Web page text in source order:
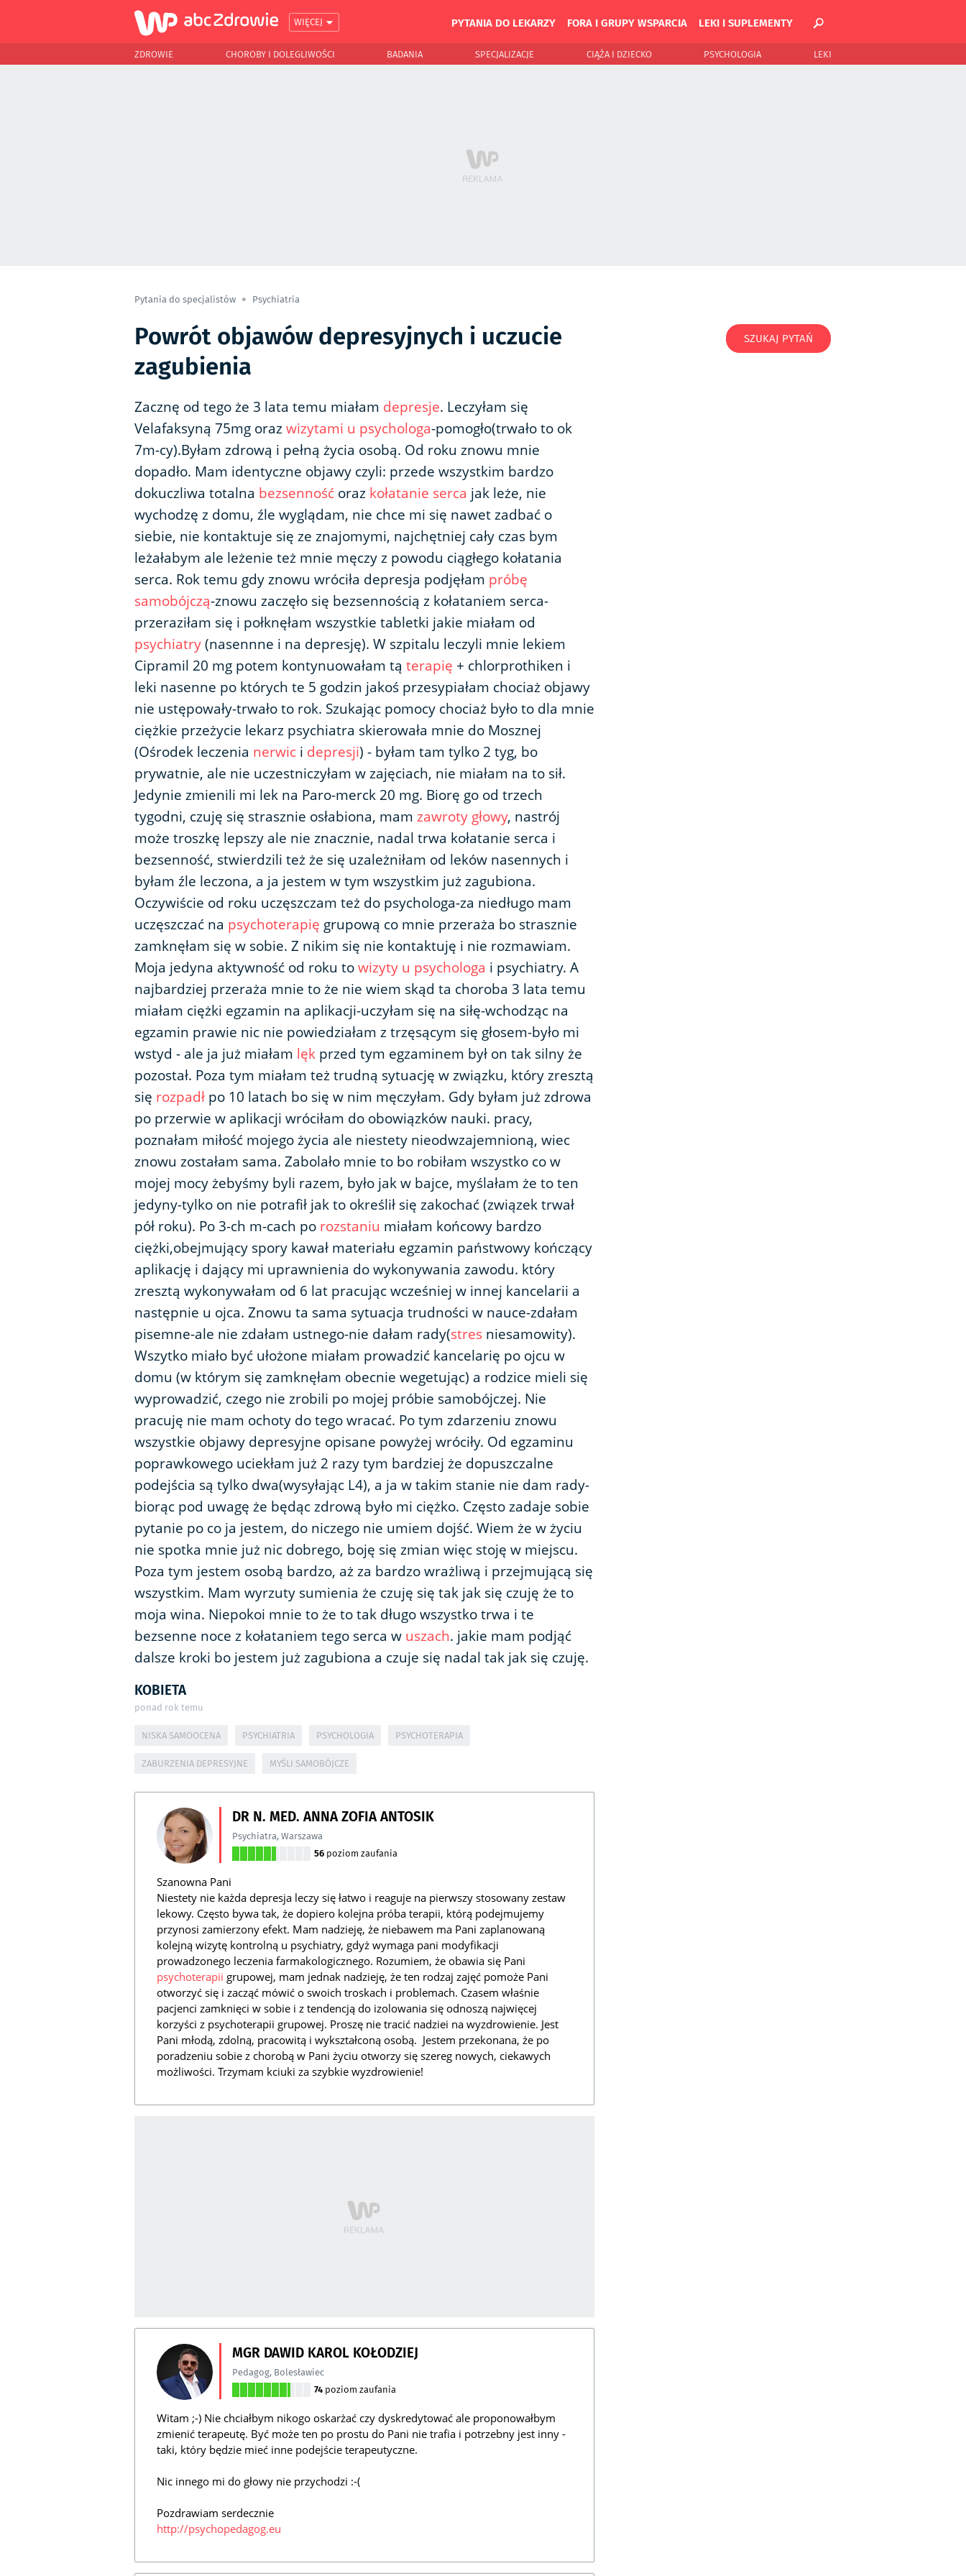
WIĘCEJ PYTANIA DO LEKARZY FORA I GRUPY WSPARCIA LEKI I SUPLEMENTY
ZDROWIE CHOROBY I DOLEGLIWOŚCI BADANIA SPECJALIZACJE CIĄŻA I DZIECKO PSYCHOLOGIA LEKI
Pytania do specjalistów Psychiatria
Powrót objawów depresyjnych i uczucie
zagubienia
Zacznę od tego że 3 lata temu miałam depresje. Leczyłam się
Velafaksyną 75mg orazwizytami u psychologa-pomogło(trwało to ok
7m-cy).Byłam zdrową i pełną życia osobą. Od roku znowu mnie
dopadło. Mam identyczne objawy czyli: przede wszystkim bardzo
dokuczliwa totalna bezsenność oraz kołatanie serca jak leże, nie
wychodzę z domu, źle wyglądam, nie chce mi się nawet zadbać o
siebie, nie kontaktuje się ze znajomymi, najchętniej cały czas bym
leżałabym ale leżenie też mnie męczy z powodu ciągłego kołatania
serca. Rok temu gdy znowu wróciła depresja podjęłam próbę
samobójczą-znowu zaczęło się bezsennością z kołataniem serca-
przeraziłam się i połknęłam wszystkie tabletki jakie miałam od
psychiatry(nasennne i na depresję). W szpitalu leczyli mnie lekiem
Cipramil 20 mg potem kontynuowałam tą terapię + chlorprothiken i
leki nasenne po których te 5 godzin jakoś przesypiałam chociaż objawy
nie ustępowały-trwało to rok. Szukając pomocy chociaż było to dla mnie
ciężkie przeżycie lekarz psychiatra skierowała mnie do Mosznej
(Ośrodek leczenia nerwic i depresji) - byłam tam tylko 2 tyg, bo
prywatnie, ale nie uczestniczyłam w zajęciach, nie miałam na to sił.
Jedynie zmienili mi lek na Paro-merck 20 mg. Biorę go od trzech
tygodni, czuję się strasznie osłabiona, mam zawroty głowy, nastrój
może troszkę lepszy ale nie znacznie, nadal trwa kołatanie serca i
bezsenność, stwierdzili też że się uzależniłam od leków nasennych i
byłam źle leczona, a ja jestem w tym wszystkim już zagubiona.
Oczywiście od roku uczęszczam też do psychologa-za niedługo mam
uczęszczać na psychoterapię grupową co mnie przeraża bo strasznie
zamknęłam się w sobie. Z nikim się nie kontaktuję i nie rozmawiam.
Moja jedyna aktywność od roku towizyty u psychologa i psychiatry. A
najbardziej przeraża mnie to że nie wiem skąd ta choroba 3 lata temu
miałam ciężki egzamin na aplikacji-uczyłam się na siłę-wchodząc na
egzamin prawie nic nie powiedziałam z trzęsącym się głosem-było mi
wstyd - ale ja już miałam lęk przed tym egzaminem był on tak silny że
pozostał. Poza tym miałam też trudną sytuację w związku, który zresztą
się rozpadł po 10 latach bo się w nim męczyłam. Gdy byłam już zdrowa
po przerwie w aplikacji wróciłam do obowiązków nauki. pracy,
poznałam miłość mojego życia ale niestety nieodwzajemnioną, wiec
znowu zostałam sama. Zabolało mnie to bo robiłam wszystko co w
mojej mocy żebyśmy byli razem, było jak w bajce, myślałam że to ten
jedyny-tylko on nie potrafił jak to określił się zakochać (związek trwał
pół roku). Po 3-ch m-cach po rozstaniu miałam końcowy bardzo
ciężki,obejmujący spory kawał materiału egzamin państwowy kończący
aplikację i dający mi uprawnienia do wykonywania zawodu. który
zresztą wykonywałam od 6 lat pracując wcześniej w innej kancelarii a
następnie u ojca. Znowu ta sama sytuacja trudności w nauce-zdałam
pisemne-ale nie zdałam ustnego-nie dałam rady(stres niesamowity).
Wszytko miało być ułożone miałam prowadzić kancelarię po ojcu w
domu (w którym się zamknęłam obecnie wegetując) a rodzice mieli się
wyprowadzić, czego nie zrobili po mojej próbie samobójczej. Nie
pracuję nie mam ochoty do tego wracać. Po tym zdarzeniu znowu
wszystkie objawy depresyjne opisane powyżej wróciły. Od egzaminu
poprawkowego uciekłam już 2 razy tym bardziej że dopuszczalne
podejścia są tylko dwa(wysyłając L4), a ja w takim stanie nie dam rady-
biorąc pod uwagę że będąc zdrową było mi ciężko. Często zadaje sobie
pytanie po co ja jestem, do niczego nie umiem dojść. Wiem że w życiu
nie spotka mnie już nic dobrego, boję się zmian więc stoję w miejscu.
Poza tym jestem osobą bardzo, aż za bardzo wrażliwą i przejmującą się
wszystkim. Mam wyrzuty sumienia że czuję się tak jak się czuję że to
moja wina. Niepokoi mnie to że to tak długo wszystko trwa i te
bezsenne noce z kołataniem tego serca w uszach. jakie mam podjąć
dalsze kroki bo jestem już zagubiona a czuje się nadal tak jak się czuję.
KOBIETA
ponad rok temu
NISKA SAMOOCENA PSYCHIATRIA PSYCHOLOGIA PSYCHOTERAPIA
ZABURZENIA DEPRESYJNE MYŚLI SAMOBÓJCZE
DR N. MED. ANNA ZOFIA ANTOSIK
Psychiatra,Warszawa
56 poziom zaufania
Szanowna Pani
Niestety nie każda depresja leczy się łatwo i reaguje na pierwszy stosowany zestaw
lekowy. Często bywa tak, że dopiero kolejna próba terapii, którą podejmujemy
przynosi zamierzony efekt. Mam nadzieję, że niebawem ma Pani zaplanowaną
kolejną wizytę kontrolną u psychiatry, gdyż wymaga pani modyfikacji
prowadzonego leczenia farmakologicznego. Rozumiem, że obawia się Pani
psychoterapii grupowej, mam jednak nadzieję, że ten rodzaj zajęć pomoże Pani
otworzyć się i zacząć mówić o swoich troskach i problemach. Czasem właśnie
pacjenci zamknięci w sobie i z tendencją do izolowania się odnoszą najwięcej
korzyści z psychoterapii grupowej. Proszę nie tracić nadziei na wyzdrowienie. Jest
Pani młodą, zdolną, pracowitą i wykształconą osobą. Jestem przekonana, że po
poradzeniu sobie z chorobą w Pani życiu otworzy się szereg nowych, ciekawych
możliwości. Trzymam kciuki za szybkie wyzdrowienie!
MGR DAWID KAROL KOŁODZIEJ
Pedagog, Bolesławiec
74 poziom zaufania
Witam ;-) Nie chciałbym nikogo oskarżać czy dyskredytować ale proponowałbym
zmienić terapeutę. Być może ten po prostu do Pani nie trafia i potrzebny jest inny -
taki, który będzie mieć inne podejście terapeutyczne.
Nic innego mi do głowy nie przychodzi :-(
Pozdrawiam serdecznie
http://psychopedagog.eu
SZUKAJ PYTAŃ